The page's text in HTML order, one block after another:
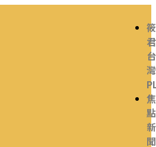
筱
君
台
灣
焦
點
新
聞